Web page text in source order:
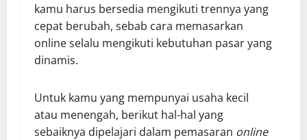
kamu harus bersedia mengikuti trennya yang
cepat berubah, sebab cara memasarkan
online selalu mengikuti kebutuhan pasar yang
dinamis.
Untuk kamu yang mempunyai usaha kecil
atau menengah, berikut hal-hal yang
sebaiknya dipelajari dalam pemasaran online